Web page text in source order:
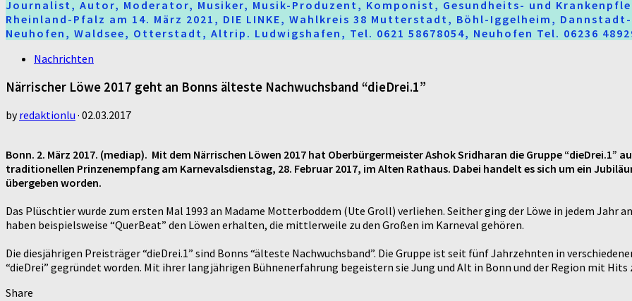
Journalist, Autor, Moderator, Musiker, Musik-Produzent, Komponist, Gesundheits- und
Rheinland-Pfalz am 14. März 2021, DIE LINKE, Wahlkreis 38 Mutterstadt, Böhl-Iggelheim,
Neuhofen, Waldsee, Otterstadt, Altrip. Ludwigshafen, Tel. 0621 58678054, Neuhofen Tel. 06236
Nachrichten
Närrischer Löwe 2017 geht an Bonns älteste Nachwuchsband “dieDrei.1”
byredaktionlu · 02.03.2017
Bonn. 2. März 2017. (mediap). Mit dem Närrischen Löwen 2017 hat Oberbürgermeister Ashok Sridharan die Gruppe “dieDrei.1”
traditionellen Prinzenempfang am Karnevalsdienstag, 28. Februar 2017, im Alten Rathaus. Dabei handelt es sich um ein
übergeben worden.
Das Plüschtier wurde zum ersten Mal 1993 an Madame Motterboddem (Ute Groll) verliehen. Seither ging der Löwe in jedem Jahr
haben beispielsweise “QuerBeat” den Löwen erhalten, die mittlerweile zu den Großen im Karneval gehören.
Die diesjährigen Preisträger “dieDrei.1” sind Bonns “älteste Nachwuchsband”. Die Gruppe ist seit fünf Jahrzehnten in
“dieDrei” gegründet worden. Mit ihrer langjährigen Bühnenerfahrung begeistern sie Jung und Alt in Bonn und der Region mit
Share